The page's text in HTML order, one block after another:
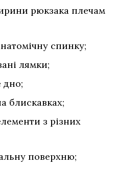
рюкзака плечам
спинку;
лямки;
дно;
блискавках;
з різних
поверхню;